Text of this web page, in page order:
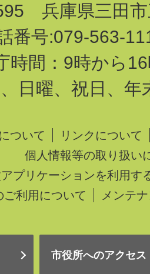
兵庫県三田市
番号:079-563-
時間：9時から
日曜、祝日、年
ついて
リンクについて
個人情報等の取り扱い
プリケーションを利用す
ご利用について
メンテ
市役所へのアクセス